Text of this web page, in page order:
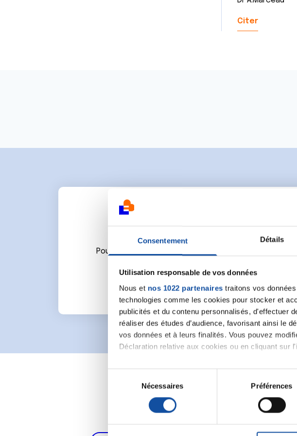
Consentement Détails
Utilisation responsable de vos données
Nous et nos 1022 partenaires traitons vos
technologies comme les cookies pour stocker et
publicités et du contenu personnalisés, d'effectuer
réaliser des études d’audience, favorisant ainsi le
vos données et à leurs finalités. Vous pouvez
Déclaration relative aux cookies ou en cliquant sur
Si vous le permettez, nous aimerions également :
Collecter des informations sur votre
digitales).
Pour en savoir plus sur le traitement de vos
. Vous pouvez modifier ou retirer votre
t
Nécessaires Préférences
Citer
Pour écrire un commentaire ou lancer une nouvelle
Se connecter